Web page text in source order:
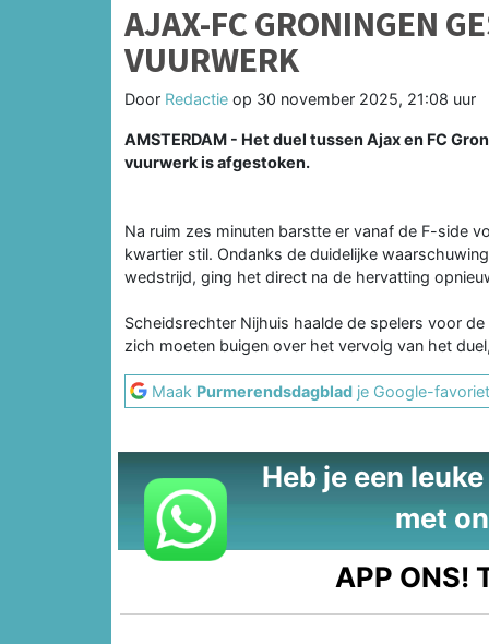
AJAX-FC GRONINGEN
VUURWERK
Door Redactie op 30 november 2025, 21:08 uur
AMSTERDAM - Het duel tussen Ajax en FC
vuurwerk is afgestoken.
Na ruim zes minuten barstte er vanaf de F-side
kwartier stil. Ondanks de duidelijke
wedstrijd, ging het direct na de hervatting
Scheidsrechter Nijhuis haalde de spelers voor
zich moeten buigen over het vervolg van het
Maak Purmerendsdagblad je Google-favoriet
Heb je een
met
APP ONS!